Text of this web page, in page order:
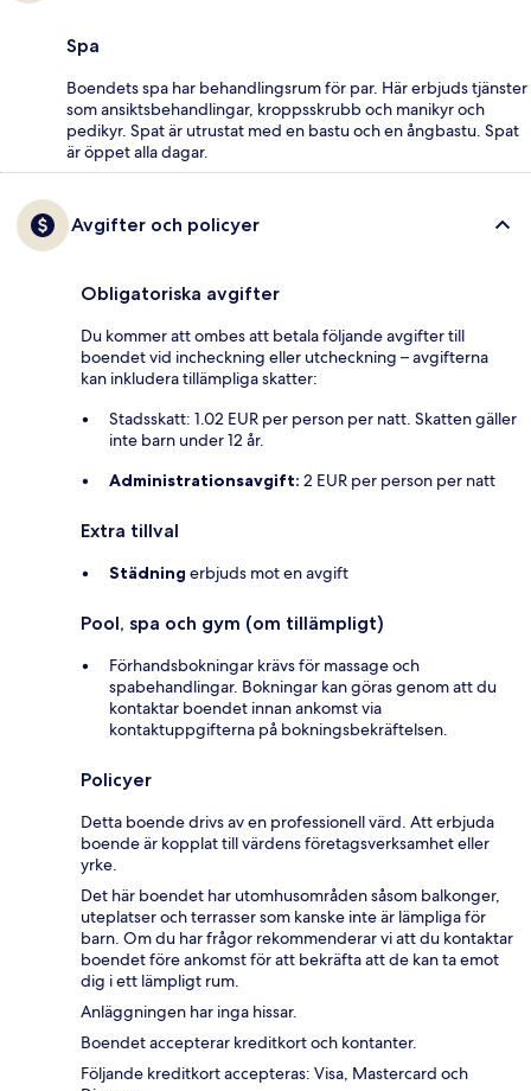
Spa
Boendets spa har behandlingsrum för par. Här erbjuds tjänster
som ansiktsbehandlingar, kroppsskrubb och manikyr och
pedikyr. Spat är utrustat med en bastu och en ångbastu. Spat
är öppet alla dagar.
Avgifter och policyer
Obligatoriska avgifter
Du kommer att ombes att betala följande avgifter till
boendet vid incheckning eller utcheckning – avgifterna
kan inkludera tillämpliga skatter:
Stadsskatt: 1.02 EUR per person per natt. Skatten gäller
inte barn under 12 år.
Administrationsavgift: 2 EUR per person per natt
Extra tillval
Städning erbjuds mot en avgift
Pool, spa och gym (om tillämpligt)
Förhandsbokningar krävs för massage och
spabehandlingar. Bokningar kan göras genom att du
kontaktar boendet innan ankomst via
kontaktuppgifterna på bokningsbekräftelsen.
Policyer
Detta boende drivs av en professionell värd. Att erbjuda
boende är kopplat till värdens företagsverksamhet eller
yrke.
Det här boendet har utomhusområden såsom balkonger,
uteplatser och terrasser som kanske inte är lämpliga för
barn. Om du har frågor rekommenderar vi att du kontaktar
boendet före ankomst för att bekräfta att de kan ta emot
dig i ett lämpligt rum.
Anläggningen har inga hissar.
Boendet accepterar kreditkort och kontanter.
Följande kreditkort accepteras: Visa, Mastercard och